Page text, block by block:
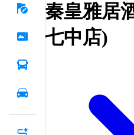
秦皇雅居
七中店)